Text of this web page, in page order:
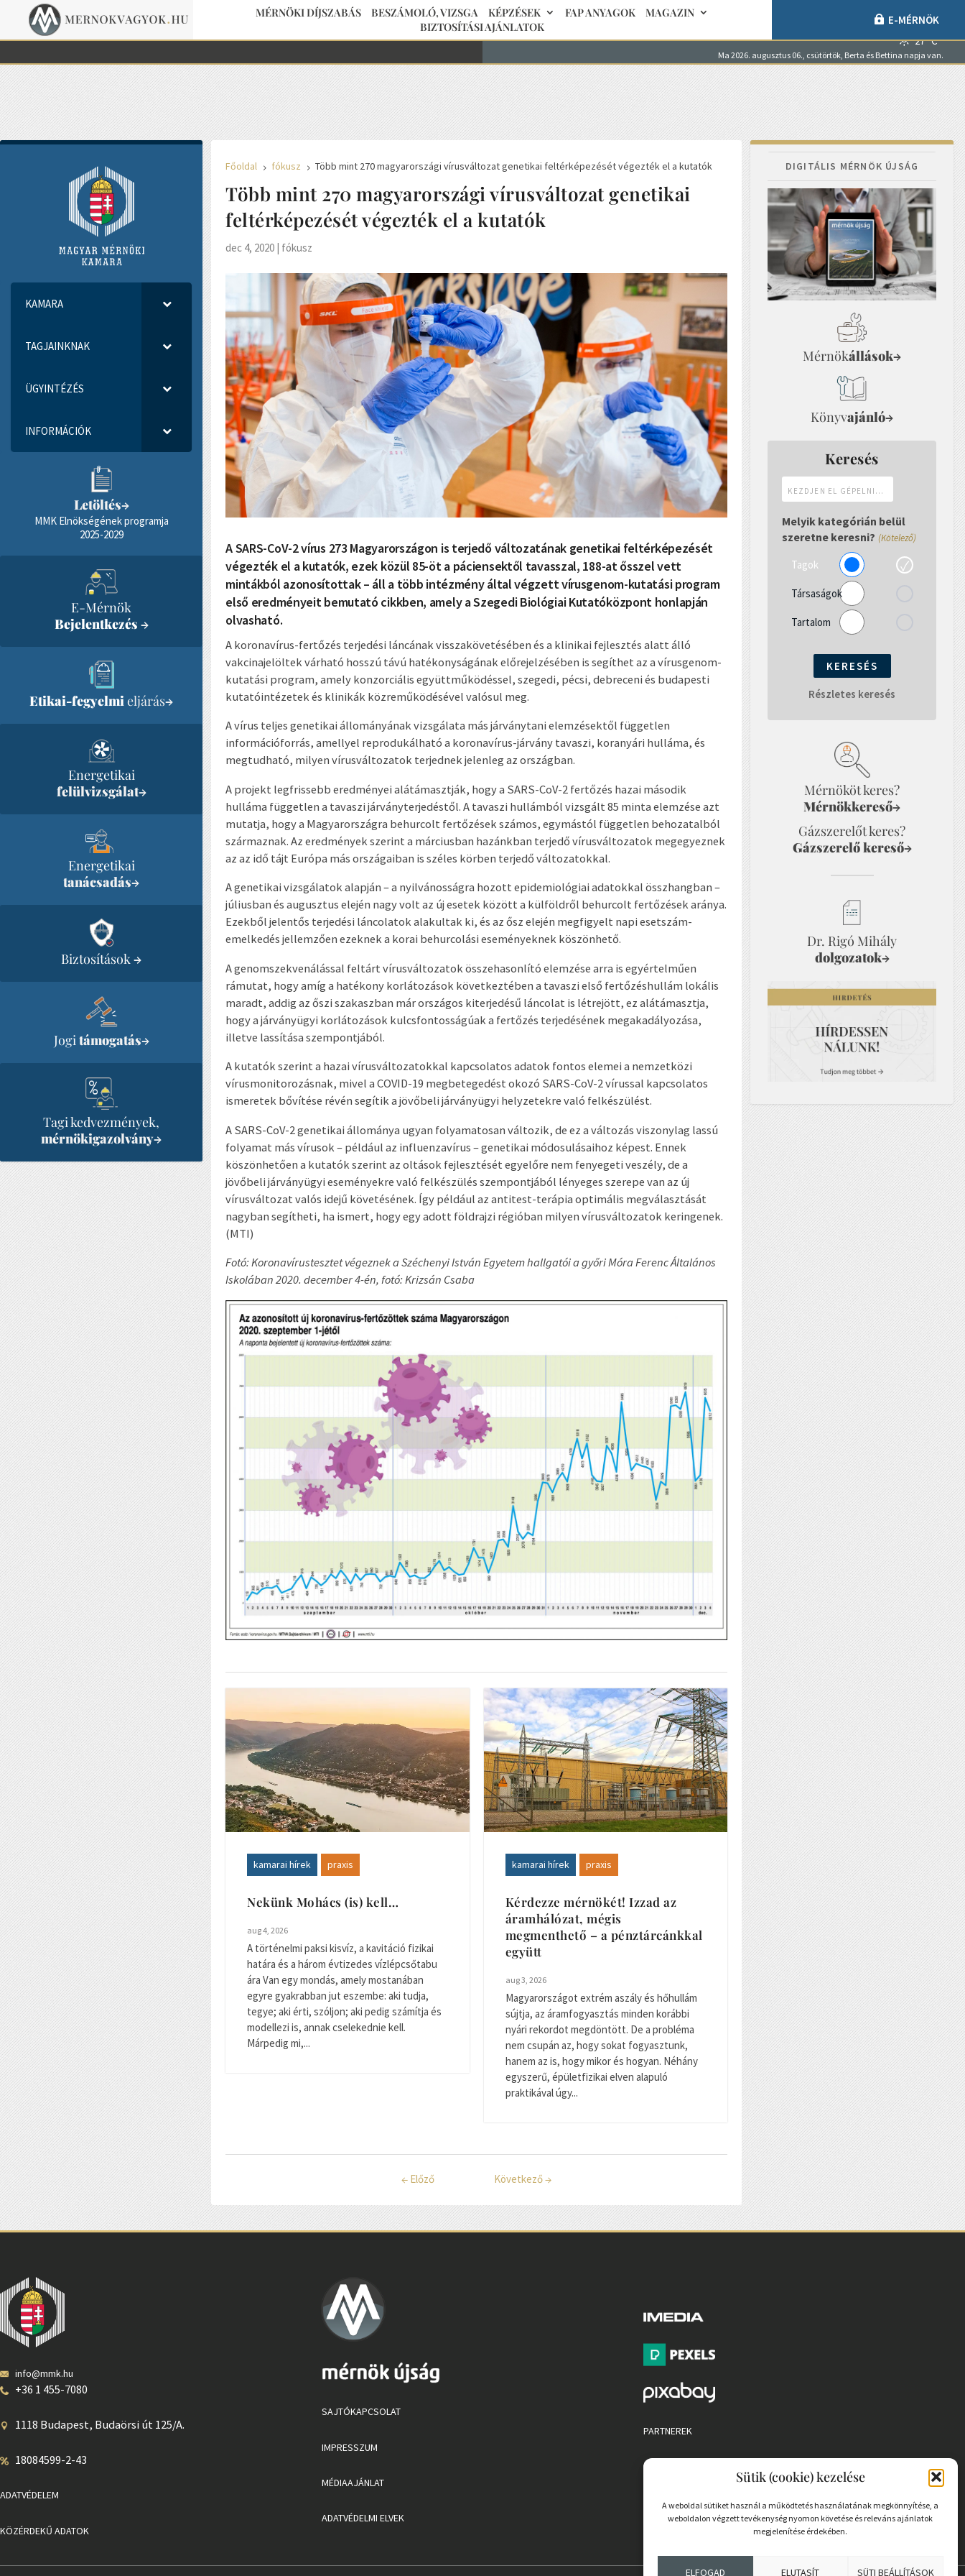
Sütik (cookie) kezelése
A weboldal sütiket használ a működtetés használatának megkönnyítése, a
weboldalon végzett tevékenység nyomon követése és releváns ajánlatok
megjelenítése érdekében.
ELFOGAD ELUTASÍT SÜTI BEÁLLÍTÁSOK
27° C
Ma 2026. augusztus 06., csütörtök, Berta és Bettina napja van.
MÉRNÖKI DÍJSZABÁS BESZÁMOLÓ, VIZSGA KÉPZÉSEK FAP ANYAGOK
MAGAZIN
BIZTOSÍTÁSI AJÁNLATOK
E-MÉRNÖK
MÉRNÖKI DÍJSZABÁS BESZÁMOLÓ, VIZSGA KÉPZÉSEK FAP ANYAGOK
MAGAZIN
BIZTOSÍTÁSI AJÁNLATOK
E-MÉRNÖK
KAMARA
TAGJAINKNAK
ÜGYINTÉZÉS
INFORMÁCIÓK
Letöltés→
MMK Elnökségének programja
2025-2029
E-Mérnök
Bejelentkezés →
Etikai-fegyelmieljárás→
Energetikai
felülvizsgálat→
Energetikai
tanácsadás→
Biztosítások→
Jogitámogatás→
Tagi kedvezmények,
mérnökigazolvány→
Főoldal 5 fókusz 5 Több mint 270 magyarországi vírusváltozat genetikai feltérképezését végezték el a kutatók
Több mint 270 magyarországi vírusváltozat genetikai
feltérképezését végezték el a kutatók
dec 4, 2020 | fókusz
A SARS-CoV-2 vírus 273 Magyarországon is terjedő változatának genetikai feltérképezését
végezték el a kutatók, ezek közül 85-öt a páciensektől tavasszal, 188-at ősszel vett
mintákból azonosítottak – áll a több intézmény által végzett vírusgenom-kutatási program
első eredményeit bemutató cikkben, amely a Szegedi Biológiai Kutatóközpont honlapján
olvasható.
A koronavírus-fertőzés terjedési láncának visszakövetésében és a klinikai fejlesztés alatt álló
vakcinajelöltek várható hosszú távú hatékonyságának előrejelzésében is segíthet az a vírusgenom-
kutatási program, amely konzorciális együttműködéssel, szegedi, pécsi, debreceni és budapesti
kutatóintézetek és klinikák közreműködésével valósul meg.
A vírus teljes genetikai állományának vizsgálata más járványtani elemzésektől független
információforrás, amellyel reprodukálható a koronavírus-járvány tavaszi, koranyári hulláma, és
megtudható, milyen vírusváltozatok terjednek jelenleg az országban.
A projekt legfrissebb eredményei alátámasztják, hogy a SARS-CoV-2 fertőzés hazai második
hulláma független a tavaszi járványterjedéstől. A tavaszi hullámból vizsgált 85 minta elemzése azt
mutatja, hogy a Magyarországra behurcolt fertőzések számos, egymástól független behozatalból
származnak. Az eredmények szerint a márciusban hazánkban terjedő vírusváltozatok megegyeznek
az az idő tájt Európa más országaiban is széles körben terjedő változatokkal.
A genetikai vizsgálatok alapján – a nyilvánosságra hozott epidemiológiai adatokkal összhangban –
júliusban és augusztus elején nagy volt az új esetek között a külföldről behurcolt fertőzések aránya.
Ezekből jelentős terjedési láncolatok alakultak ki, és az ősz elején megfigyelt napi esetszám-
emelkedés jellemzően ezeknek a korai behurcolási eseményeknek köszönhető.
A genomszekvenálással feltárt vírusváltozatok összehasonlító elemzése arra is egyértelműen
rámutat, hogy amíg a hatékony korlátozások következtében a tavaszi első fertőzéshullám lokális
maradt, addig az őszi szakaszban már országos kiterjedésű láncolat is létrejött, ez alátámasztja,
hogy a járványügyi korlátozások kulcsfontosságúak a fertőzés terjedésének megakadályozása,
illetve lassítása szempontjából.
A kutatók szerint a hazai vírusváltozatokkal kapcsolatos adatok fontos elemei a nemzetközi
vírusmonitorozásnak, mivel a COVID-19 megbetegedést okozó SARS-CoV-2 vírussal kapcsolatos
ismeretek bővítése révén segítik a jövőbeli járványügyi helyzetekre való felkészülést.
A SARS-CoV-2 genetikai állománya ugyan folyamatosan változik, de ez a változás viszonylag lassú
folyamat más vírusok – például az influenzavírus – genetikai módosulásaihoz képest. Ennek
köszönhetően a kutatók szerint az oltások fejlesztését egyelőre nem fenyegeti veszély, de a
jövőbeli járványügyi eseményekre való felkészülés szempontjából lényeges szerepe van az új
vírusváltozat valós idejű követésének. Így például az antitest-terápia optimális megválasztását
nagyban segítheti, ha ismert, hogy egy adott földrajzi régióban milyen vírusváltozatok keringenek.
(MTI)
Fotó: Koronavírustesztet végeznek a Széchenyi István Egyetem hallgatói a győri Móra Ferenc Általános
Iskolában 2020. december 4-én, fotó: Krizsán Csaba
kamarai hírek praxis
Nekünk Mohács (is) kell…
aug 4, 2026
A történelmi paksi kisvíz, a kavitáció fizikai
határa és a három évtizedes vízlépcsőtabu
ára Van egy mondás, amely mostanában
egyre gyakrabban jut eszembe: aki tudja,
tegye; aki érti, szóljon; aki pedig számítja és
modellezi is, annak cselekednie kell.
Márpedig mi,...
kamarai hírek praxis
Kérdezze mérnökét! Izzad az
áramhálózat, mégis
megmenthető – a pénztárcánkkal
együtt
aug 3, 2026
Magyarországot extrém aszály és hőhullám
sújtja, az áramfogyasztás minden korábbi
nyári rekordot megdöntött. De a probléma
nem csupán az, hogy sokat fogyasztunk,
hanem az is, hogy mikor és hogyan. Néhány
egyszerű, épületfizikai elven alapuló
praktikával úgy...
← Előző Következő→
DIGITÁLIS MÉRNÖK ÚJSÁG
Mérnökállások→
Könyvajánló→
Keresés
el
gépelni...
Melyik kategórián belül
szeretne keresni? (Kötelező)
Tagok
Társaságok
Tartalom
Részletes keresés
Mérnököt keres?
Mérnökkereső→
Gázszerelőt keres?
Gázszerelő kereső→
Dr. Rigó Mihály
dolgozatok→
info@mmk.hu
+36 1 455-7080
1118 Budapest, Budaörsi út 125/A.
18084599-2-43
ADATVÉDELEM
KÖZÉRDEKŰ ADATOK
SAJTÓKAPCSOLAT
IMPRESSZUM
MÉDIAAJÁNLAT
ADATVÉDELMI ELVEK
PARTNEREK
COOKIE SZABÁLYZAT